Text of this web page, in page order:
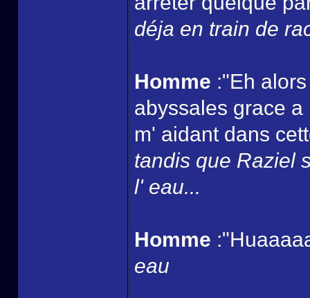
déja en train de
Homme :"Eh
abyssales grace
m' aidant dans
tandis que Raziel
l' eau...
Homme
eau